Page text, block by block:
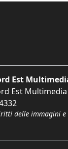
Est
Est Multimedia
delle immagini e